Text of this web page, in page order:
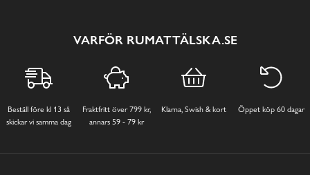
VARFÖR RUMATTÄLSKA.SE
Beställ före kl 13 så
skickar vi samma dag
Fraktfritt över 799 kr,
annars 59 - 79 kr
Klarna, Swish & kort Öppet köp 60 dagar